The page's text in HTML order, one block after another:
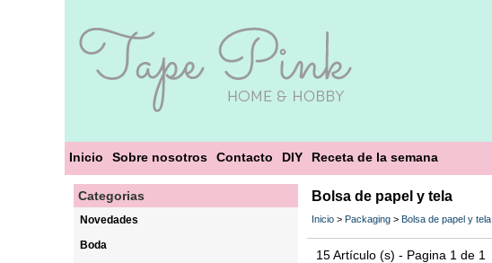
Inicio Sobre nosotros Contacto DIY Receta de la semana
Categorias
Novedades
Boda
Bolsa de papel y tela
Inicio > Packaging > Bolsa de papel y tela
15 Artículo (s) - Pagina 1 de 1